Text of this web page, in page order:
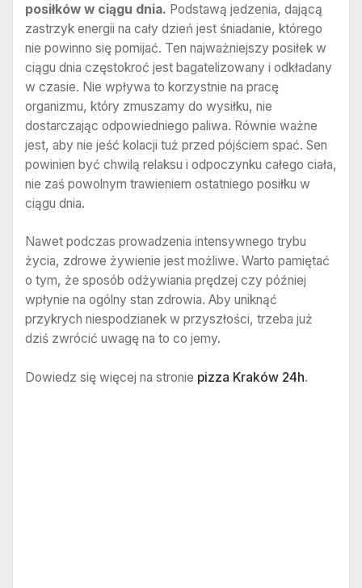
posiłków w ciągu dnia. Podstawą jedzenia, dającą
zastrzyk energii na cały dzień jest śniadanie, którego
nie powinno się pomijać. Ten najważniejszy posiłek w
ciągu dnia częstokroć jest bagatelizowany i odkładany
w czasie. Nie wpływa to korzystnie na pracę
organizmu, który zmuszamy do wysiłku, nie
dostarczając odpowiedniego paliwa. Równie ważne
jest, aby nie jeść kolacji tuż przed pójściem spać. Sen
powinien być chwilą relaksu i odpoczynku całego ciała,
nie zaś powolnym trawieniem ostatniego posiłku w
ciągu dnia.
Nawet podczas prowadzenia intensywnego trybu
życia, zdrowe żywienie jest możliwe. Warto pamiętać
o tym, że sposób odżywiania prędzej czy później
wpłynie na ogólny stan zdrowia. Aby uniknąć
przykrych niespodzianek w przyszłości, trzeba już
dziś zwrócić uwagę na to co jemy.
Dowiedz się więcej na stronie pizza Kraków 24h.